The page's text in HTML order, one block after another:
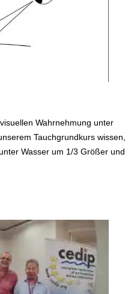
Wahrnehmung unter
Tauchgrundkurs wissen,
Wasser um 1/3 Größer und